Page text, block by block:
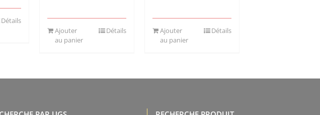
Détails
Ajouter
au panier
Détails
Ajouter
au panier
Détails